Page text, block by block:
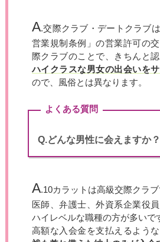
A.交際クラブ・デートクラブ
営業規制条例」の営業許可の
際クラブのことで、きちんと
ハイクラスな男女の出会いを
ので、風俗とは異なります。
よくある質問
Q.どんな男性に会えますか？
A.10カラットは高級交際クラブ
医師、弁護士、外資系企業役
ハイレベルな職種の方が多いで
高額な入会金を支払えるよう